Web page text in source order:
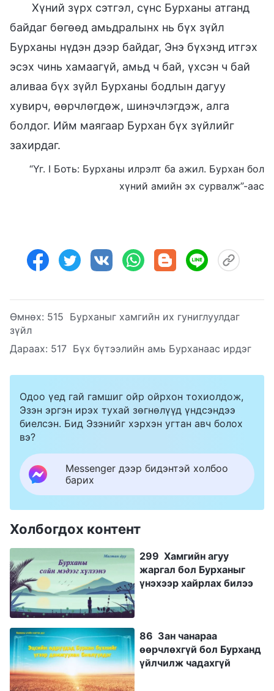
Хүний зүрх сэтгэл, сүнс Бурханы атганд
байдаг бөгөөд амьдралынх нь бүх зүйл
Бурханы нүдэн дээр байдаг, Энэ бүхэнд итгэх
эсэх чинь хамаагүй, амьд ч бай, үхсэн ч бай
аливаа бүх зүйл Бурханы бодлын дагуу
хувирч, өөрчлөгдөж, шинэчлэгдэж, алга
болдог. Ийм маягаар Бурхан бүх зүйлийг
захирдаг.
“Үг. I Боть: Бурханы илрэлт ба ажил. Бурхан бол
хүний амийн эх сурвалж”-аас
Өмнөх: 515 Бурханыг хамгийн их гуниглуулдаг
зүйл
Дараах: 517 Бүх бүтээлийн амь Бурханаас ирдэг
Одоо үед гай гамшиг ойр ойрхон тохиолдож,
Эзэн эргэн ирэх тухай зөгнөлүүд үндсэндээ
биелсэн. Бид Эзэнийг хэрхэн угтан авч болох
вэ?
Messenger дээр бидэнтэй холбоо
барих
Холбогдох контент
299 Хамгийн агуу
жаргал бол Бурханыг
үнэхээр хайрлах билээ
86 Зан чанараа
өөрчлөхгүй бол Бурханд
үйлчилж чадахгүй